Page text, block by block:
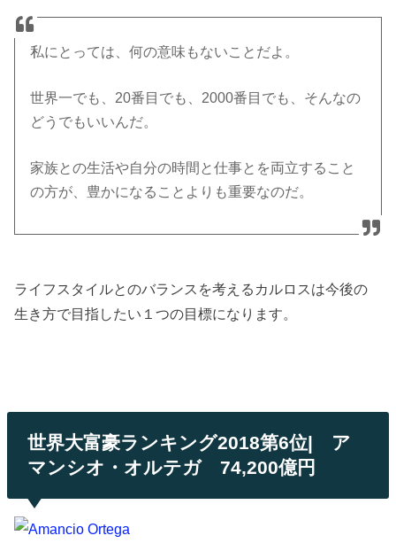
私にとっては、何の意味もないことだよ。
世界一でも、20番目でも、2000番目でも、そんなの
どうでもいいんだ。
家族との生活や自分の時間と仕事とを両立すること
の方が、豊かになることよりも重要なのだ。
ライフスタイルとのバランスを考えるカルロスは今後の
生き方で目指したい１つの目標になります。
世界大富豪ランキング2018第6位| ア
マンシオ・オルテガ 74,200億円